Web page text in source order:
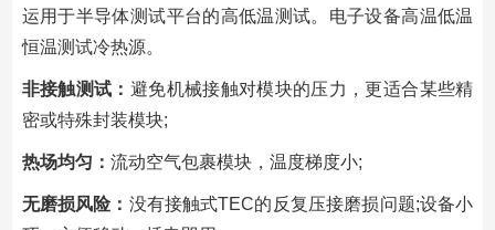
运用于半导体测试平台的高低温测试。电子设备高温低温
恒温测试冷热源。
非接触测试： 避免机械接触对模块的压力，更适合某些精
密或特殊封装模块;
热场均匀： 流动空气包裹模块，温度梯度小;
无磨损风险： 没有接触式TEC的反复压接磨损问题;设备小